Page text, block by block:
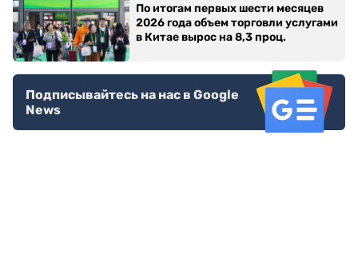
По итогам первых шести месяцев
2026 года объем торговли услугами
в Китае вырос на 8,3 проц.
Подписывайтесь на нас в Google
News